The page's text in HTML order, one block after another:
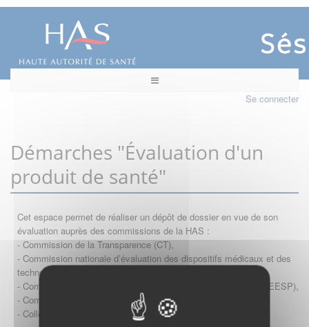
Se connecter
Démarches "Évaluation d'un
produit de santé"
Cet espace permet de réaliser un dépôt de dossier en vue de son
évaluation auprès des commissions de la HAS :
- Commission de la Transparence (CT),
- Commission nationale d’évaluation des dispositifs médicaux et des
technologies de santé (CNEDiMTS),
- Commission d'évaluation économique et de santé publique (CEESP),
- Commission technique des vaccinations (CTV)
- Collège HAS (Forfait innovation : DM, DM-DIV, actes)